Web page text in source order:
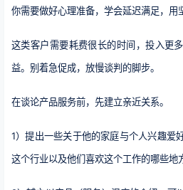
你需要做好心理准备，学会延迟满足，用
这类客户需要耗费很长的时间，投入更
益。别着急促成，放慢谈判的脚步。
在谈论产品服务前，先建立亲近关系。
1）提出一些关于他的家庭与个人兴趣爱
这个行业以及他们喜欢这个工作的哪些地